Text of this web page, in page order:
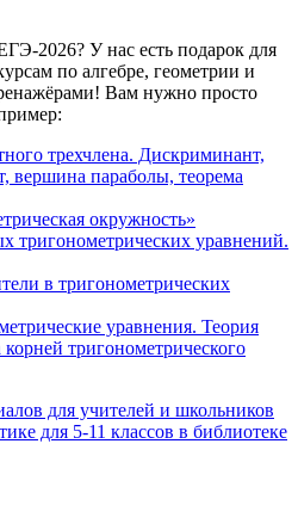
2026? У нас есть подарок для
по алгебре, геометрии и
Вам нужно просто
трехчлена. Дискриминант,
вершина параболы, теорема
окружность»
тригонометрических уравнений.
в тригонометрических
уравнения. Теория
тригонометрического
для учителей и школьников
для 5-11 классов в библиотеке